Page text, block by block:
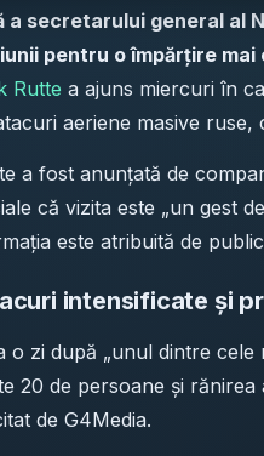
a secretarului general al
pentru o împărțire
Rutte a ajuns miercuri în
aeriene masive
a fost anunțată de
că vizita este „un gest
este atribuită de
intensificate și
o zi după „unul dintre
20 de persoane și
de G4Media.